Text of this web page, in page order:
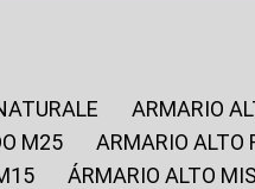
ARMARIO
M25
ARMARIO
ÁRMARIO ALTO